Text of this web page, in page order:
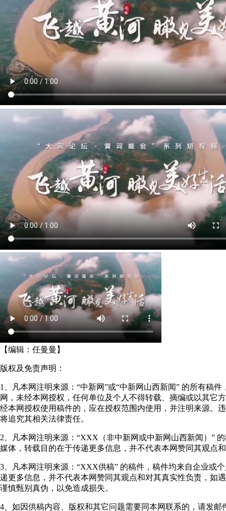
【编辑： 任曼曼 】
版权及免责声明：
1、凡本网注明来源：“中新网”或“中新网山西新闻” 的所有稿
网，未经本网授权，任何单位及个人不得转载、摘编或以其它
经本网授权使用稿件的，应在授权范围内使用，并注明来源。
将追究其相关法律责任。
2、凡本网注明来源：“XXX（非中新网或中新网山西新闻）”
媒体，转载目的在于传递更多信息，并不代表本网赞同其观点
3、凡本网注明来源：“XXX供稿” 的稿件，稿件均来自企业或
递更多信息，并不代表本网赞同其观点和对其真实性负责，如
谨慎甄别真伪，以免造成损失。
4、如因供稿内容、版权和其它问题需要同本网联系的，请发邮